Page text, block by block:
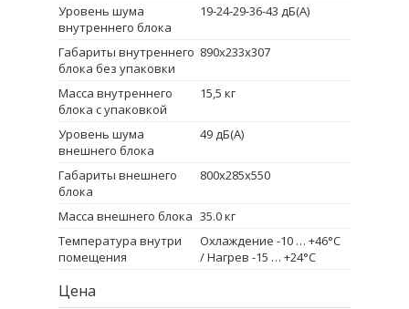
Уровень шума
внутреннего блока
19-24-29-36-43 дБ(А)
Габариты внутреннего
блока без упаковки
890х233х307
Масса внутреннего
блока с упаковкой
15,5 кг
Уровень шума
внешнего блока
49 дБ(А)
Габариты внешнего
блока
800х285х550
Масса внешнего блока 35.0 кг
Температура внутри
помещения
Охлаждение -10 … +46°C
/ Нагрев -15 … +24°C
Цена